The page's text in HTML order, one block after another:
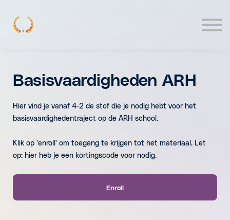
Basisvaardigheden ARH
Hier vind je vanaf 4-2 de stof die je nodig hebt voor het
basisvaardighedentraject op de ARH school.
Klik op 'enroll' om toegang te krijgen tot het materiaal. Let
op: hier heb je een kortingscode voor nodig.
Enroll